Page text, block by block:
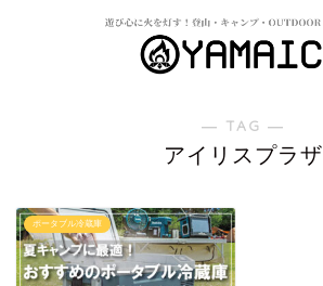
― TAG ―
アイリスプラザ
ポータブル冷蔵庫